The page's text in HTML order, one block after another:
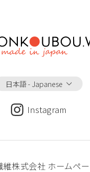
日本語 - Japanese
Instagram
維株式会社 ホームペ